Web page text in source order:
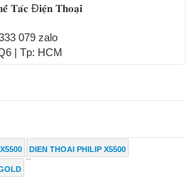
𝐓𝐚́𝐜 Đ𝐢𝐞̣̂𝐧 𝐓𝐡𝐨𝐚̣𝐢
079 zalo
| Tp: HCM
DIEN THOAI PHILIP X5500